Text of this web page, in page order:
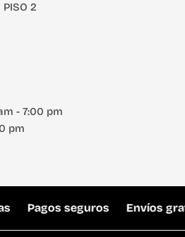
PISO 2
- 7:00 pm
pm
Pagos seguros Envíos